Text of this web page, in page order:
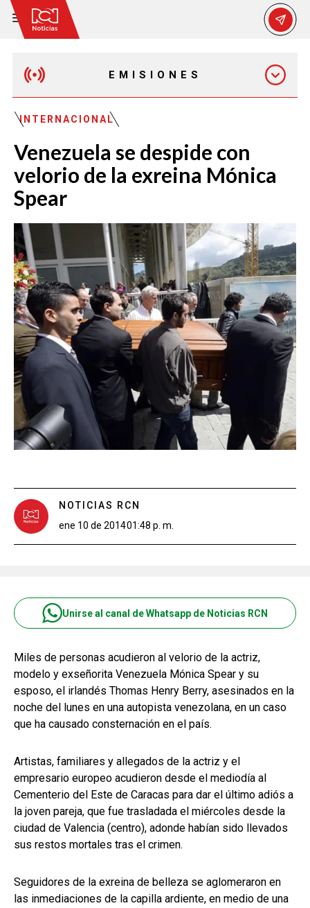
EMISIONES
EMISIÓN 12:30 PM
EMISIÓN 11:30 PM
INTERNACIONAL
Venezuela se despide con
velorio de la exreina Mónica
Spear
NOTICIAS RCN
ene 10 de 201401:48 p. m.
Unirse al canal de Whatsapp de Noticias RCN
Miles de personas acudieron al velorio de la actriz,
modelo y exseñorita Venezuela Mónica Spear y su
esposo, el irlandés Thomas Henry Berry, asesinados en la
noche del lunes en una autopista venezolana, en un caso
que ha causado consternación en el país.
Artistas, familiares y allegados de la actriz y el
empresario europeo acudieron desde el mediodía al
Cementerio del Este de Caracas para dar el último adiós a
la joven pareja, que fue trasladada el miércoles desde la
ciudad de Valencia (centro), adonde habían sido llevados
sus restos mortales tras el crimen.
Seguidores de la exreina de belleza se aglomeraron en
las inmediaciones de la capilla ardiente, en medio de una